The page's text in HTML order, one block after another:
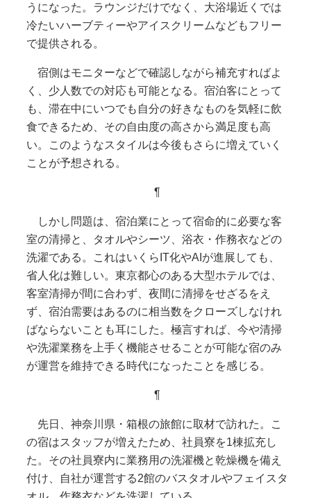
うになった。ラウンジだけでなく、大浴場近くでは
冷たいハーブティーやアイスクリームなどもフリー
で提供される。
宿側はモニターなどで確認しながら補充すればよ
く、少人数での対応も可能となる。宿泊客にとって
も、滞在中にいつでも自分の好きなものを気軽に飲
食できるため、その自由度の高さから満足度も高
い。このようなスタイルは今後もさらに増えていく
ことが予想される。
¶
しかし問題は、宿泊業にとって宿命的に必要な客
室の清掃と、タオルやシーツ、浴衣・作務衣などの
洗濯である。これはいくらIT化やAIが進展しても、
省人化は難しい。東京都心のある大型ホテルでは、
客室清掃が間に合わず、夜間に清掃をせざるをえ
ず、宿泊需要はあるのに相当数をクローズしなけれ
ばならないことも耳にした。極言すれば、今や清掃
や洗濯業務を上手く機能させることが可能な宿のみ
が運営を維持できる時代になったことを感じる。
¶
先日、神奈川県・箱根の旅館に取材で訪れた。こ
の宿はスタッフが増えたため、社員寮を1棟拡充し
た。その社員寮内に業務用の洗濯機と乾燥機を備え
付け、自社が運営する2館のバスタオルやフェイスタ